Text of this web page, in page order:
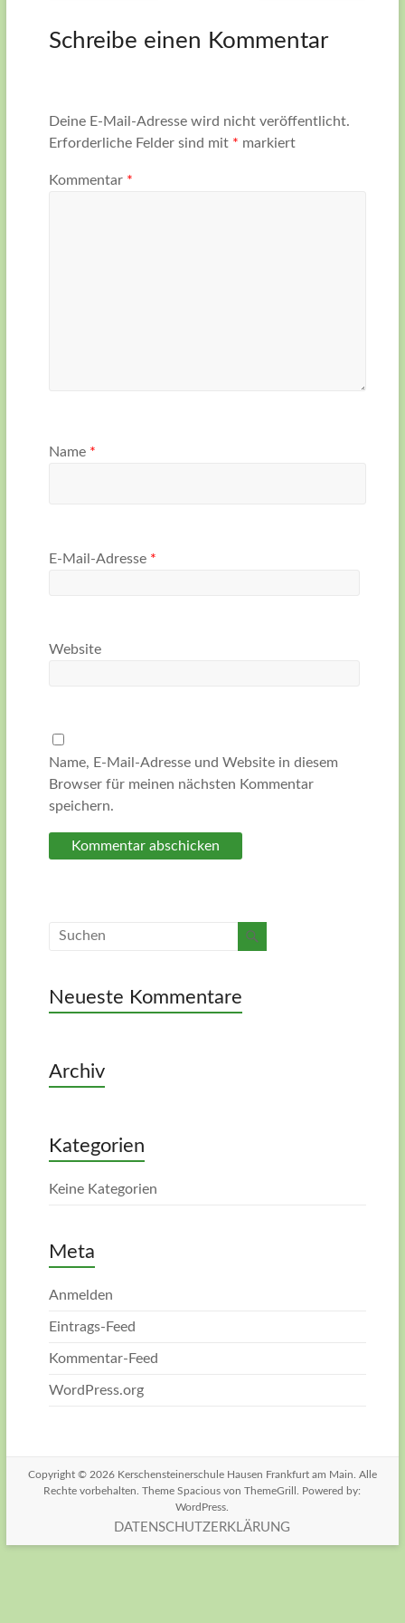
Schreibe einen Kommentar
Deine E-Mail-Adresse wird nicht veröffentlicht.
Erforderliche Felder sind mit * markiert
Kommentar *
Name *
E-Mail-Adresse *
Website
Name, E-Mail-Adresse und Website in diesem
Browser für meinen nächsten Kommentar
speichern.
Neueste Kommentare
Archiv
Kategorien
Keine Kategorien
Meta
Anmelden
Eintrags-Feed
Kommentar-Feed
WordPress.org
Copyright © 2026 Kerschensteinerschule Hausen Frankfurt am Main . Alle
Rechte vorbehalten. ThemeSpacious von ThemeGrill. Powered by:
WordPress
DATENSCHUTZERKLÄRUNG